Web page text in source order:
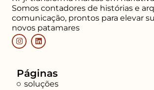
Somos contadores de histórias e
comunicação, prontos para elevar
novos patamares
Páginas
soluções